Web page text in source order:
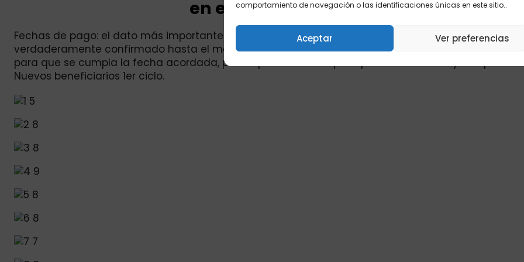
comportamiento de navegación o las identificaciones únicas en este sitio..
Aceptar Ver preferencias
en este mes de febrero.
Fechas de pago: el dato más importante. Más allá de la incertidumbre sobre los nuevos cupos, lo
verdaderamente confirmado hasta el momento es el cronograma de pagos. Además, todavía
para que se cumpla la fecha acordada, por lo que el llamado principal es a la calma y a la
Nuevos beneficiarios 1er ciclo.